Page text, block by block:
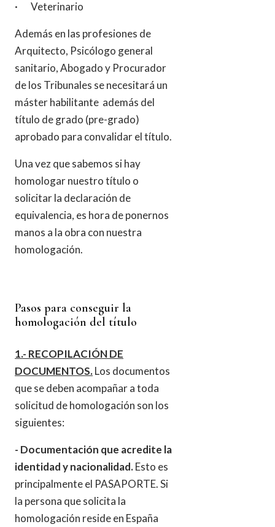
· Veterinario
Además en las profesiones de
Arquitecto, Psicólogo general
sanitario, Abogado y Procurador
de los Tribunales se necesitará un
máster habilitante además del
título de grado (pre-grado)
aprobado para convalidar el título.
Una vez que sabemos si hay
homologar nuestro título o
solicitar la declaración de
equivalencia, es hora de ponernos
manos a la obra con nuestra
homologación.
Pasos para conseguir la
homologación del título
1.- RECOPILACIÓN DE
DOCUMENTOS.Los documentos
que se deben acompañar a toda
solicitud de homologación son los
siguientes:
- Documentación que acredite la
identidad y nacionalidad.Esto es
principalmente el PASAPORTE. Si
la persona que solicita la
homologación reside en España